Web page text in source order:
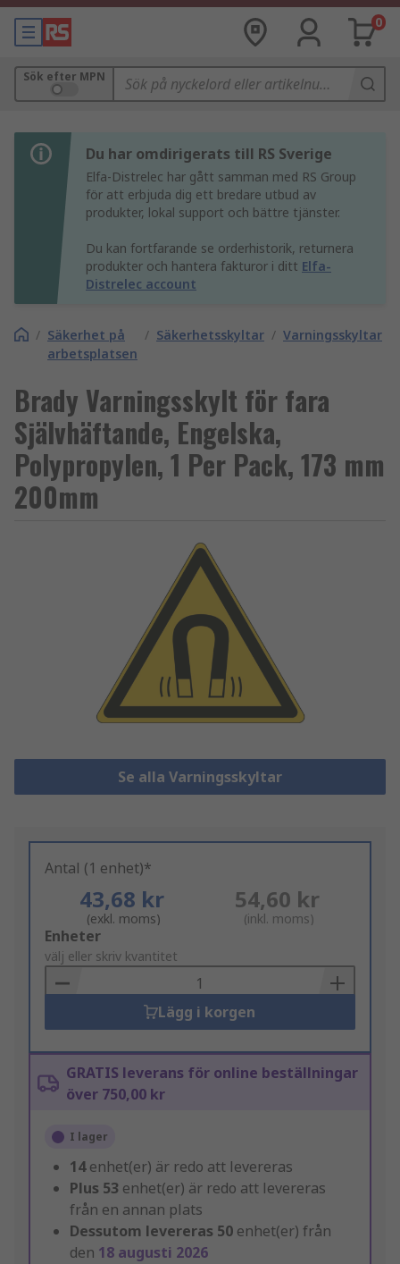
0
Sök efter MPN
Du har omdirigerats till RS Sverige
Elfa-Distrelec har gått samman med RS Group
för att erbjuda dig ett bredare utbud av
produkter, lokal support och bättre tjänster.
Du kan fortfarande se orderhistorik, returnera
produkter och hantera fakturor i ditt Elfa-
Distrelec account
/ Säkerhet på
arbetsplatsen
/ Säkerhetsskyltar / Varningsskyltar
Brady Varningsskylt för fara
Självhäftande, Engelska,
Polypropylen, 1 Per Pack, 173 mm
200mm
Se alla Varningsskyltar
Antal (1 enhet)*
43,68 kr
(exkl. moms)
54,60 kr
(inkl. moms)
Add
to
Basket
Enheter
välj eller skriv kvantitet
Lägg i korgen
GRATIS leverans för online beställningar
över 750,00 kr
I lager
14enhet(er) är redo att levereras
Plus 53 enhet(er) är redo att levereras
från en annan plats
Dessutom levereras 50 enhet(er) från
den 18 augusti 2026